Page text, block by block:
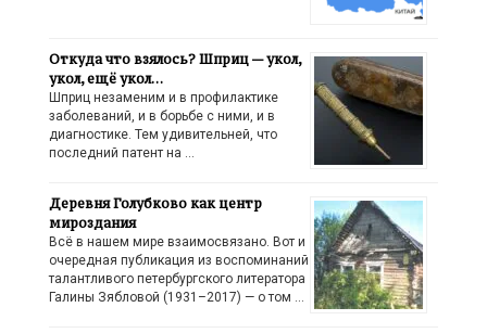
Откуда что взялось? Шприц — укол,
укол, ещё укол…
Шприц незаменим и в профилактике
заболеваний, и в борьбе с ними, и в
диагностике. Тем удивительней, что
последний патент на …
Деревня Голубково как центр
мироздания
Всё в нашем мире взаимосвязано. Вот и
очередная публикация из воспоминаний
талантливого петербургского литератора
Галины Зябловой (1931–2017) — о том …